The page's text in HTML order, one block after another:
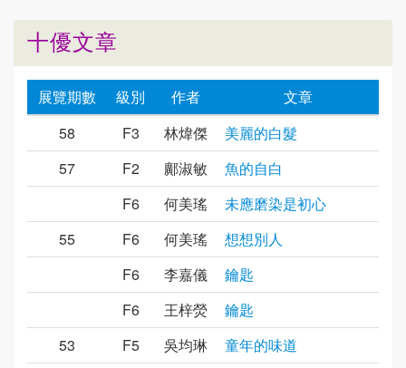
十優文章
展覽期數 級別 作者
文章
58
F3 林煒傑
美麗的白髮
57
F2 鄺淑敏
魚的自白
F6
何美瑤
未應磨染是初心
55
F6 何美瑤
想想別人
F6
李嘉儀
鑰匙
F6
王梓熒
鑰匙
53
F5 吳均琳
童年的味道